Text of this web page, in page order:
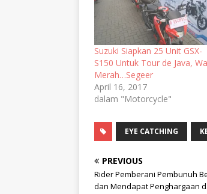
Suzuki Siapkan 25 Unit GSX-
S150 Untuk Tour de Java,
Merah…Segeer
April 16, 2017
dalam "Motorcycle"
EYE CATCHING
PREVIOUS
Rider Pemberani Pembunuh
dan Mendapat Penghargaan